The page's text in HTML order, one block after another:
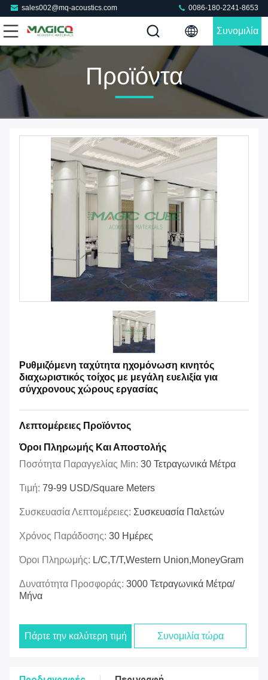
sales002@mq-acoustics.com 0086-180-2241-8653
Συνομιλία
Προϊόντα
Ρυθμιζόμενη ταχύτητα ηχομόνωση κινητός
διαχωριστικός τοίχος με μεγάλη ευελιξία για
σύγχρονους χώρους εργασίας
Λεπτομέρειες Προϊόντος
Όροι Πληρωμής Και Αποστολής
Ποσότητα Παραγγελίας Min: 30 Τετραγωνικά Μέτρα
Τιμή: 79-99 USD/Square Meters
Συσκευασία Λεπτομέρειες: Συσκευασία Παλετών
Χρόνος Παράδοσης: 30 Ημέρες
Όροι Πληρωμής: L/C,T/T,Western Union,MoneyGram
Δυνατότητα Προσφοράς: 3000 Τετραγωνικά Μέτρα/
Μήνα
Πάρτε την καλύτερη τιμή Συνομιλία τώρα